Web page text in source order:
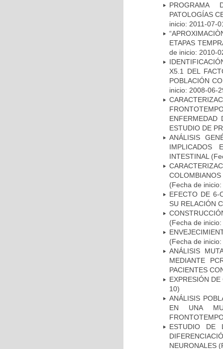
PROGRAMA
PATOLOGÍAS
inicio: 2011-07-
ETAPAS
de inicio: 2010-
X5.1 DEL
POBLACIÓN
inicio: 2008-06-
ENFERMEDAD
ESTUDIO DE
ANÁLISIS
IMPLICADOS
INTESTINAL
(Fecha de
EFECTO DE 6-
SU RELACIÓN
(Fecha de
(Fecha de
ANÁLISIS
MEDIANTE
PACIENTES
EXPRESIÓN
10)
ANÁLISIS
EN UNA
ESTUDIO DE
NEURONALES